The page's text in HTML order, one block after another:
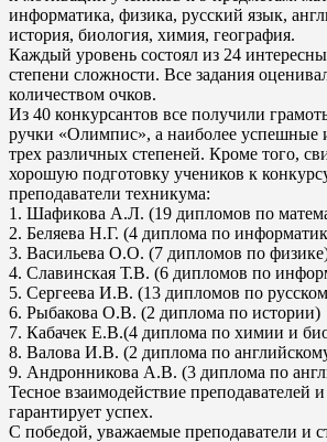
информатика, физика, русский язык,
история, биология, химия, география.
Каждый уровень состоял из 24
степени сложности. Все задания
количеством очков.
Из 40 конкурсантов все получили
ручки «Олимпис», а наиболее успешные
трех различных степеней. Кроме того,
хорошую подготовку учеников к
преподаватели техникума:
1. Шафикова А.Л. (19 дипломов по
2. Беляева Н.Г. (4 диплома по
3. Васильева О.О. (7 дипломов по
4. Славинская Т.В. (6 дипломов по
5. Сергеева И.В. (13 дипломов по
6. Рыбакова О.В. (2 диплома по истории)
7. Кабачек Е.В.(4 диплома по химии и
8. Валова И.В. (2 диплома по
9. Андронникова А.В. (3 диплома по
Тесное взаимодействие преподавателей и
гарантирует успех.
С победой, уважаемые преподаватели и